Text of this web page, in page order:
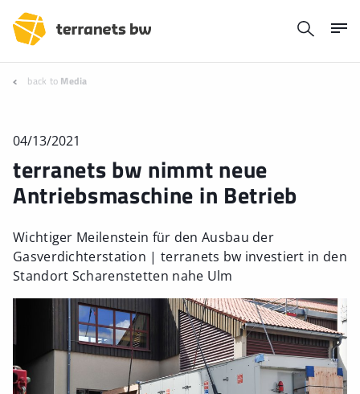
back to Media
04/13/2021
terranets bw nimmt neue
Antriebsmaschine in Betrieb
Wichtiger Meilenstein für den Ausbau der
Gasverdichterstation | terranets bw investiert in den
Standort Scharenstetten nahe Ulm